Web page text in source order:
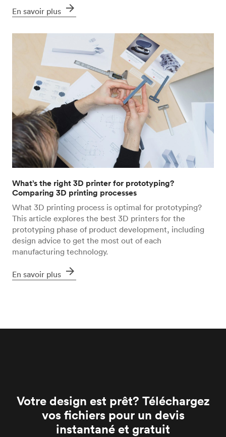
En savoir plus arrow_forward
What’s the right 3D printer for prototyping?
Comparing 3D printing processes
What 3D printing process is optimal for prototyping?
This article explores the best 3D printers for the
prototyping phase of product development, including
design advice to get the most out of each
manufacturing technology.
En savoir plus arrow_forward
Votre design est prêt? Téléchargez
vos fichiers pour un devis
instantané et gratuit